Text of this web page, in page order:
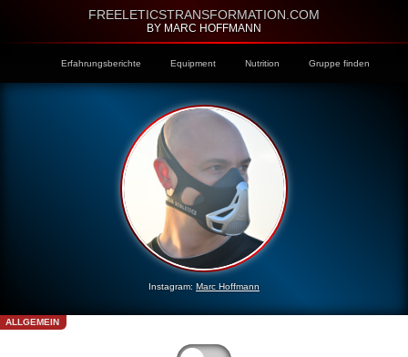
FREELETICSTRANSFORMATION.COM
BY MARC HOFFMANN
Erfahrungsberichte Equipment Nutrition Gruppe finden
Instagram: Marc Hoffmann
ALLGEMEIN